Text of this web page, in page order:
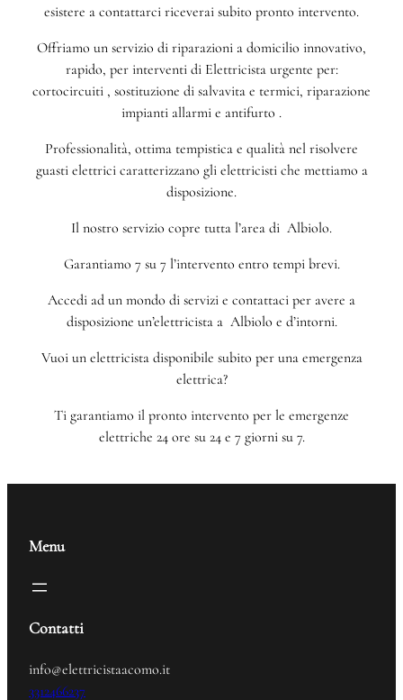
esistere a contattarci riceverai subito pronto intervento.
Offriamo un servizio di riparazioni a domicilio innovativo,
rapido, per interventi di Elettricista urgente per:
cortocircuiti , sostituzione di salvavita e termici, riparazione
impianti allarmi e antifurto .
Professionalità, ottima tempistica e qualità nel risolvere
guasti elettrici caratterizzano gli elettricisti che mettiamo a
disposizione.
Il nostro servizio copre tutta l’area di Albiolo.
Garantiamo 7 su 7 l’intervento entro tempi brevi.
Accedi ad un mondo di servizi e contattaci per avere a
disposizione un’elettricista a Albiolo e d’intorni.
Vuoi un elettricista disponibile subito per una emergenza
elettrica?
Ti garantiamo il pronto intervento per le emergenze
elettriche 24 ore su 24 e 7 giorni su 7.
Menu
Contatti
info@elettricistaacomo.it
3312466237